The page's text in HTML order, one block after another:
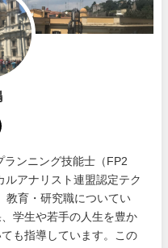
ランニング技能士（FP2
アナリスト連盟認定テク
教育・研究職についてい
学生や若手の人生を豊か
も指導しています。この